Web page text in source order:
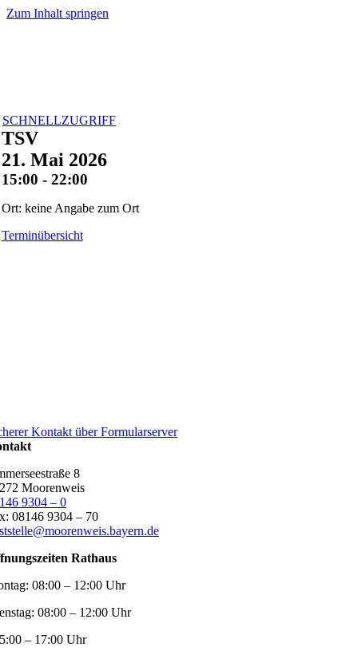
Zum Inhalt springen
SCHNELLZUGRIFF
TSV
21. Mai 2026
15:00 - 22:00
Ort: keine Angabe zum Ort
Terminübersicht
Kontakt über Formularserver
8
Moorenweis
9304 – 0
08146 9304 – 70
Rathaus
08:00 – 12:00 Uhr
08:00 – 12:00 Uhr
– 17:00 Uhr